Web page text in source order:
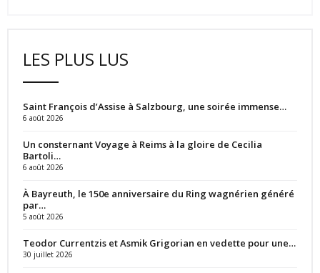
LES PLUS LUS
Saint François d’Assise à Salzbourg, une soirée immense…
6 août 2026
Un consternant Voyage à Reims à la gloire de Cecilia
Bartoli…
6 août 2026
À Bayreuth, le 150e anniversaire du Ring wagnérien généré
par…
5 août 2026
Teodor Currentzis et Asmik Grigorian en vedette pour une…
30 juillet 2026